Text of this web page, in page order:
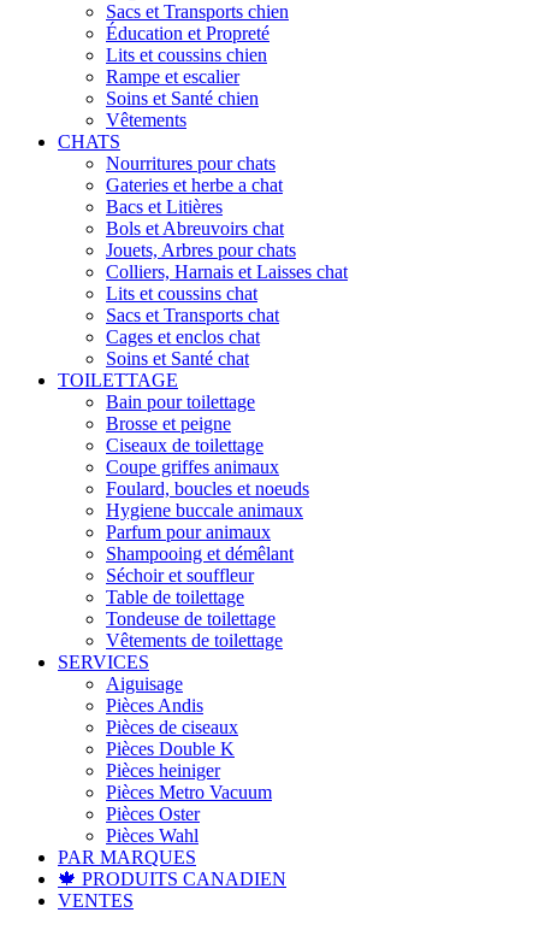
Sacs et Transports chien
Éducation et Propreté
Lits et coussins chien
Rampe et escalier
Soins et Santé chien
Vêtements
CHATS
Nourritures pour chats
Gateries et herbe a chat
Bacs et Litières
Bols et Abreuvoirs chat
Jouets, Arbres pour chats
Colliers, Harnais et Laisses chat
Lits et coussins chat
Sacs et Transports chat
Cages et enclos chat
Soins et Santé chat
TOILETTAGE
Bain pour toilettage
Brosse et peigne
Ciseaux de toilettage
Coupe griffes animaux
Foulard, boucles et noeuds
Hygiene buccale animaux
Parfum pour animaux
Shampooing et démêlant
Séchoir et souffleur
Table de toilettage
Tondeuse de toilettage
Vêtements de toilettage
SERVICES
Aiguisage
Pièces Andis
Pièces de ciseaux
Pièces Double K
Pièces heiniger
Pièces Metro Vacuum
Pièces Oster
Pièces Wahl
PAR MARQUES
🍁 PRODUITS CANADIEN
VENTES